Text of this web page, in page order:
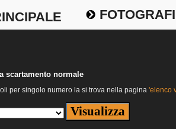
scartamento normale
per singolo numero la si trova nella pagina 'elenco